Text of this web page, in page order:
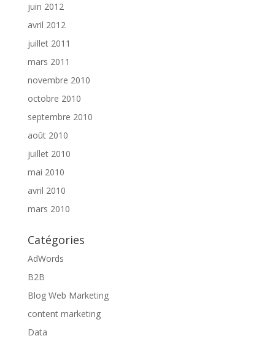
juin 2012
avril 2012
juillet 2011
mars 2011
novembre 2010
octobre 2010
septembre 2010
août 2010
juillet 2010
mai 2010
avril 2010
mars 2010
Catégories
AdWords
B2B
Blog Web Marketing
content marketing
Data